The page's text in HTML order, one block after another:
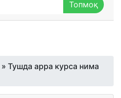
» Тушда арра курса нима